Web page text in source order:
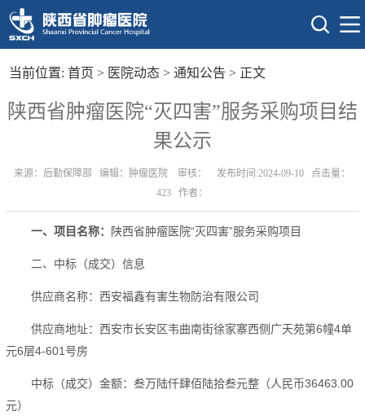
当前位置:首页 > 医院动态 >通知公告 > 正文
陕西省肿瘤医院“灭四害”服务采购项目结
果公示
来源：后勤保障部 编辑：肿瘤医院 审核： 发布时间:2024-09-10 点击量：
423 作者：
一、项目名称： 陕西省肿瘤医院“灭四害”服务采购项目
二、中标（成交）信息
供应商名称：西安福鑫有害生物防治有限公司
供应商地址：西安市长安区韦曲南街徐家寨西侧广天苑第6幢4单
元6层4-601 号房
中标（成交）金额：叁万陆仟肆佰陆拾叁元整（人民币36463.00
元）